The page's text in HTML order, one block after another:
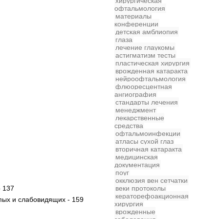
137
и слабовидящих - 159
офтальмология
материалы
конференции
детская амблиопия
глаза
лечение глаукомы
астигматизм тесты
пластическая хирургия
врожденная катаракта
нейроофтальмология
флюоресцентная
ангиография
стандарты лечения
менеджмент
лекарственные
средства
офтальмоинфекции
атласы сухой глаз
вторичная катаракта
медицинская
документация
поуг
окклюзия вен сетчатки
веки протоколы
кераторефоакционная
хирургия
врожденные